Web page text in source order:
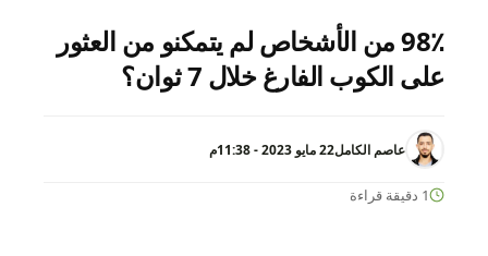
98٪ من الأشخاص لم يتمكنو من العثور
على الكوب الفارغ خلال 7 ثوان؟
عاصم الكامل22 مايو 2023 - 11:38م
1 دقيقة قراءة